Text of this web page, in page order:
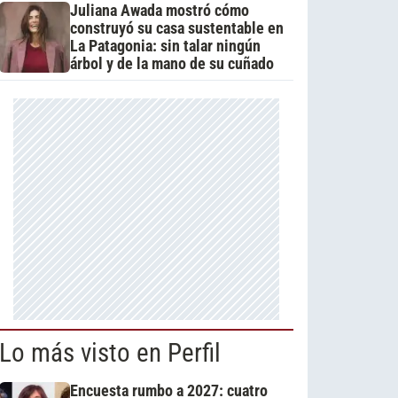
Juliana Awada mostró cómo
construyó su casa sustentable en
La Patagonia: sin talar ningún
árbol y de la mano de su cuñado
Lo más visto en Perfil
Encuesta rumbo a 2027: cuatro